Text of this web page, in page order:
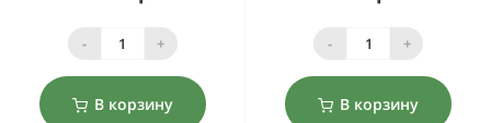
- +
В корзину
- +
В корзину